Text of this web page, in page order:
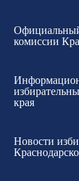
комиссии
края
Новости